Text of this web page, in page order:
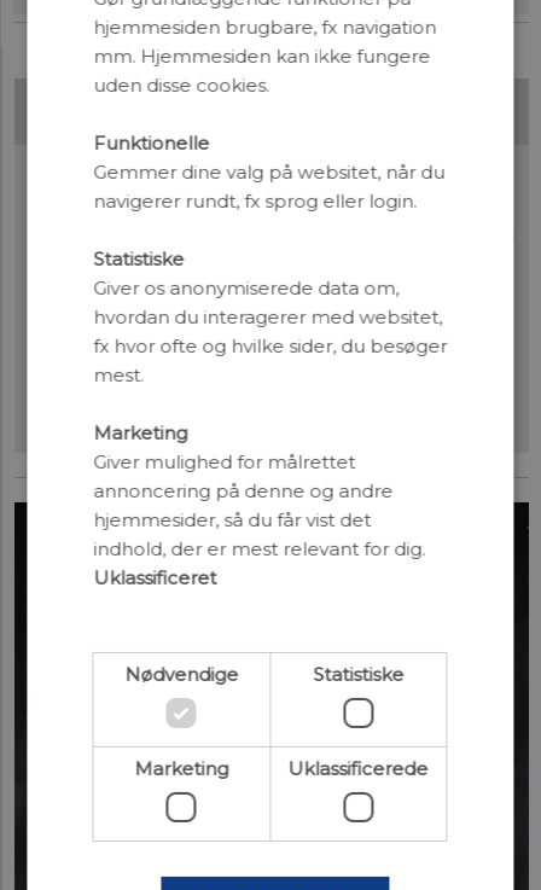
Har du spørgsmål vedrørende et nyt
abonnement eller dit nuværende abonnement?
Så kontakt abonnementservice, som træffes bedst
mandag til fredag fra klokken 9:00 til 16:00.
Telefon:
30 36 06 62 /
abo@aktuelnaturvidenskab.dk
Her kan du også give besked om ændring af
hjemmesiden brugbare, fx navigation
mm. Hjemmesiden kan ikke fungere
uden disse cookies.
Funktionelle
Gemmer dine valg på websitet, når du
navigerer rundt, fx sprog eller login.
Statistiske
Giver os anonymiserede data om,
hvordan du interagerer med websitet,
fx hvor ofte og hvilke sider, du besøger
mest.
Marketing
Giver mulighed for målrettet
annoncering på denne og andre
hjemmesider, så du får vist det
indhold, der er mest relevant for dig.
Uklassificeret
Nødvendige Statistiske
Marketing Uklassificerede